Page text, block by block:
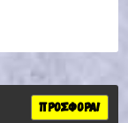
ΠΡΟΣΦΟΡΆ!